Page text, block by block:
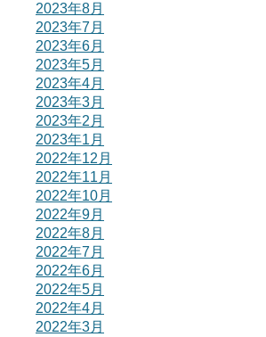
2023年8月
2023年7月
2023年6月
2023年5月
2023年4月
2023年3月
2023年2月
2023年1月
2022年12月
2022年11月
2022年10月
2022年9月
2022年8月
2022年7月
2022年6月
2022年5月
2022年4月
2022年3月